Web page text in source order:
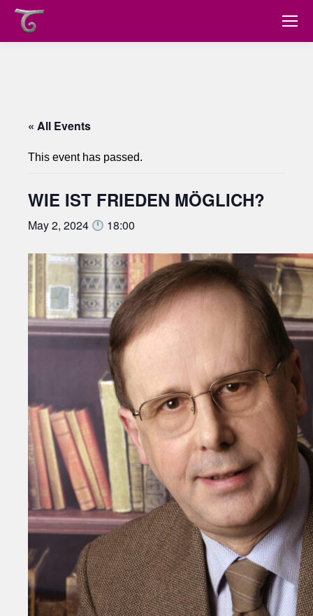
« All Events
This event has passed.
WIE IST FRIEDEN MÖGLICH?
May 2, 2024 18:00